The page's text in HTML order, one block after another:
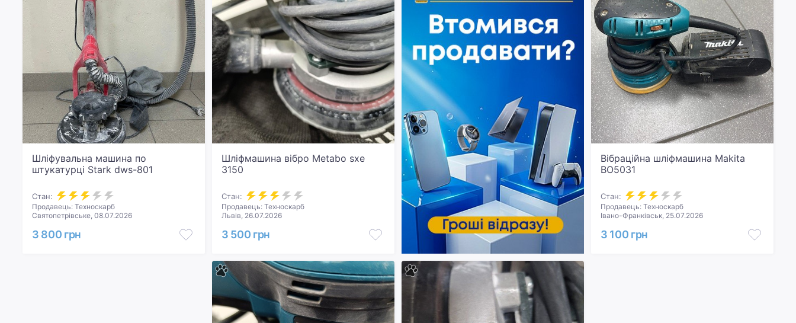
Шліфувальна машина по
штукатурці Stark dws-801
Стан:
Продавець: Техноскарб
Святопетрівське, 08.07.2026
3 800 грн
Шліфмашина вібро Metabo sxe
3150
Стан:
Продавець: Техноскарб
Львів, 26.07.2026
3 500 грн
Вібраційна шліфмашина Makita
BO5031
Стан:
Продавець: Техноскарб
Івано-Франківськ, 25.07.2026
3 100 грн